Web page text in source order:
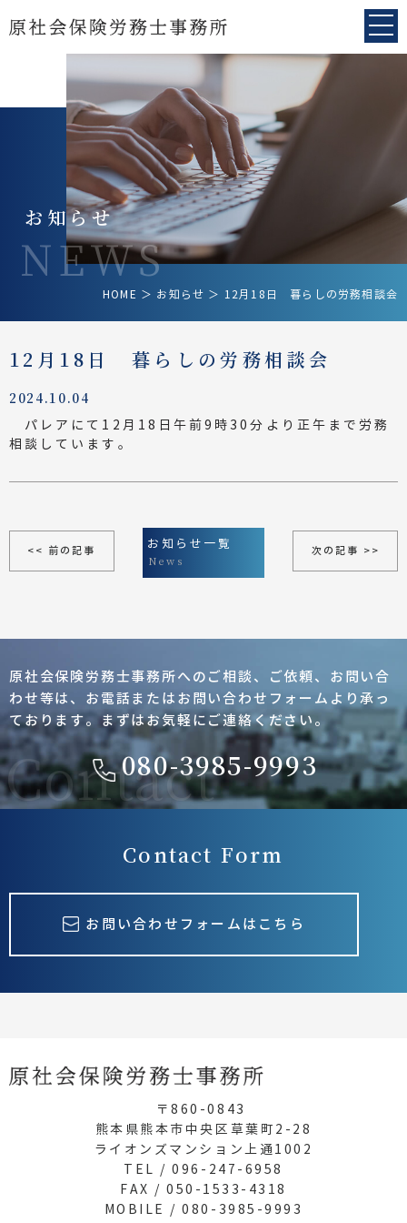
お知らせ
NEWS
HOME ＞ お知らせ ＞ 12月18日 暮らしの労務相談会
12月18日 暮らしの労務相談会
2024.10.04
パレアにて12月18日午前9時30分より正午まで労務
相談しています。
<< 前の記事 次の記事 >>
お知らせ一覧
News
原社会保険労務士事務所へのご相談、ご依頼、 お問い合
わせ等は、お電話またはお問い合わせフォーム より承っ
ております。まずはお気軽にご連絡ください。
080-3985-9993
Contact Form
お問い合わせフォームはこちら
〒860-0843
熊本県熊本市中央区草葉町2-28
ライオンズマンション上通1002
TEL / 096-247-6958
FAX / 050-1533-4318
MOBILE / 080-3985-9993